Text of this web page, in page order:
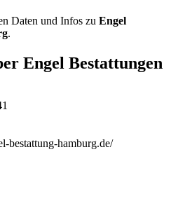
Daten und Infos zu Engel
.
Engel Bestattungen
bestattung-hamburg.de/